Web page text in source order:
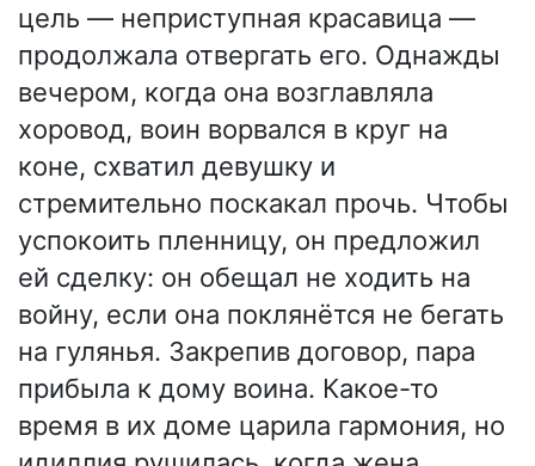
цель — неприступная красавица —
продолжала отвергать его. Однажды
вечером, когда она возглавляла
хоровод, воин ворвался в круг на
коне, схватил девушку и
стремительно поскакал прочь. Чтобы
успокоить пленницу, он предложил
ей сделку: он обещал не ходить на
войну, если она поклянётся не бегать
на гулянья. Закрепив договор, пара
прибыла к дому воина. Какое-то
время в их доме царила гармония, но